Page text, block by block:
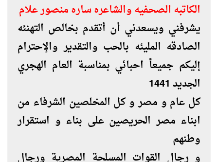
الكاتبه الصحفيه والشاعره ساره منصور علام
يشرفني ويسعدني أن أتقدم بخالص التهنئه
الصادقه المليئه بالحب والتقدير والإحترام
إليكم جميعاً احبائي بمناسبة العام الهجري
الجديد 1441
كل عام و مصر و كل المخلصين الشرفاء من
ابناء مصر الحريصين على بناء و استقرار
وطنهم
و رجال القوات المسلحة المصرية ورجال